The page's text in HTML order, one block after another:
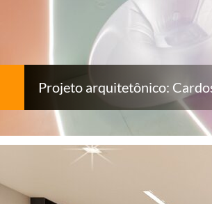
Projeto arquitetônico: